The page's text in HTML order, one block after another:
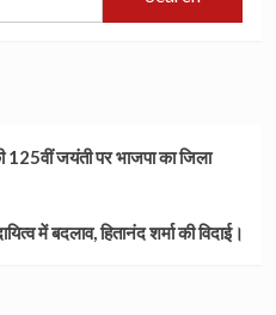
125वीं जयंती पर भाजपा का जिला
में बदलाव, हितानंद शर्मा की विदाई।